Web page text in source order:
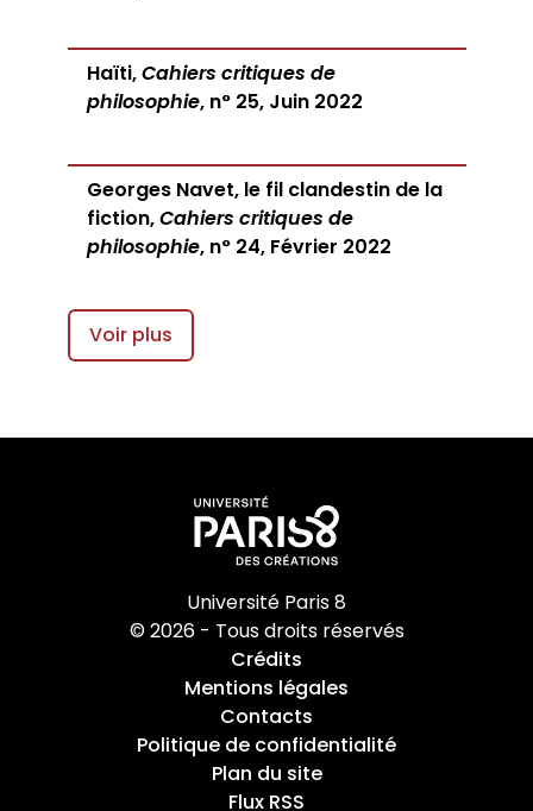
Haïti,Cahiers critiques de
philosophie, n° 25, Juin 2022
Georges Navet, le fil clandestin de la
fiction,Cahiers critiques de
philosophie, n° 24, Février 2022
Voir plus
Université Paris 8
© 2026 - Tous droits réservés
Crédits
Mentions légales
Contacts
Politique de confidentialité
Plan du site
Flux RSS